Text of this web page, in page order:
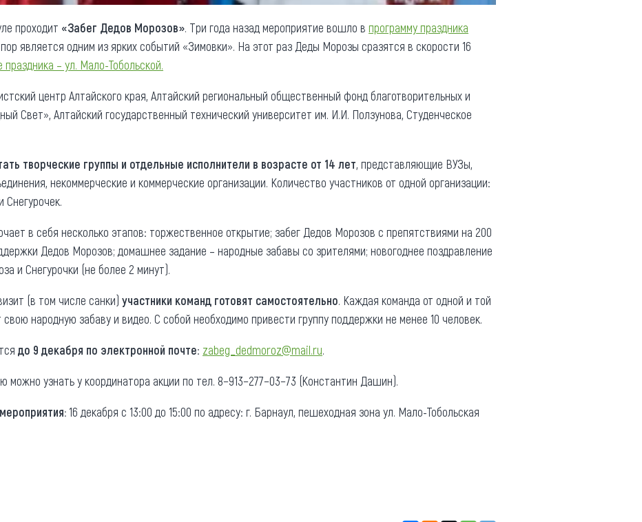
проходит «Забег Дедов Морозов». Три года назад мероприятие вошло в программу праздника
является одним из ярких событий «Зимовки». На этот раз Деды Морозы сразятся в скорости 16
– ул. Мало-Тобольской.
центр Алтайского края, Алтайский региональный общественный фонд благотворительных и
Свет», Алтайский государственный технический университет им. И.И. Ползунова, Студенческое
творческие группы и отдельные исполнители в возрасте от 14 лет, представляющие ВУЗы,
некоммерческие и коммерческие организации. Количество участников от одной организации:
в себя несколько этапов: торжественное открытие; забег Дедов Морозов с препятствиями на 200
Дедов Морозов; домашнее задание – народные забавы со зрителями; новогоднее поздравление
и Снегурочки (не более 2 минут).
(в том числе санки) участники команд готовят самостоятельно. Каждая команда от одной и той
народную забаву и видео. С собой необходимо привести группу поддержки не менее 10 человек.
до 9 декабря по электронной почте: zabeg_dedmoroz@mail.ru.
узнать у координатора акции по тел. 8−913−277−03−73 (Константин Дашин).
16 декабря с 13:00 до 15:00 по адресу: г. Барнаул, пешеходная зона ул. Мало-Тобольская